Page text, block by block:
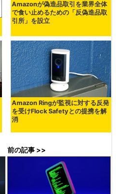
Amazonが偽造品取引を業界全体
で食い止めるための「反偽造品取
引所」を設立
Amazon Ringが監視に対する反発
を受けFlock Safetyとの提携を解
消
前の記事 >>